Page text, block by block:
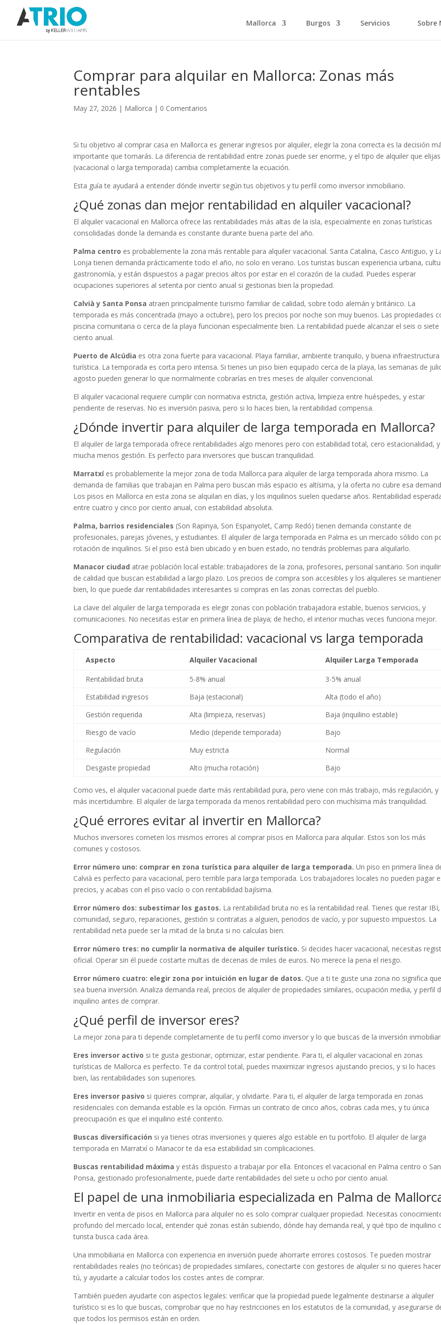
Mallorca Burgos Servicios Sobre
Comprar para alquilar en Mallorca: Zonas más
rentables
May 27, 2026 | Mallorca | 0 Comentarios
Si tu objetivo al comprar casa en Mallorca es generar ingresos por alquiler, elegir la zona correcta es la decisión
importante que tomarás. La diferencia de rentabilidad entre zonas puede ser enorme, y el tipo de alquiler que elijas
(vacacional o larga temporada) cambia completamente la ecuación.
Esta guía te ayudará a entender dónde invertir según tus objetivos y tu perfil como inversor inmobiliario.
¿Qué zonas dan mejor rentabilidad en alquiler vacacional?
El alquiler vacacional en Mallorca ofrece las rentabilidades más altas de la isla, especialmente en zonas turísticas
consolidadas donde la demanda es constante durante buena parte del año.
Palma centro es probablemente la zona más rentable para alquiler vacacional. Santa Catalina, Casco Antiguo, y
Lonja tienen demanda prácticamente todo el año, no solo en verano. Los turistas buscan experiencia urbana,
gastronomía, y están dispuestos a pagar precios altos por estar en el corazón de la ciudad. Puedes esperar
ocupaciones superiores al setenta por ciento anual si gestionas bien la propiedad.
Calvià y Santa Ponsa atraen principalmente turismo familiar de calidad, sobre todo alemán y británico. La
temporada es más concentrada (mayo a octubre), pero los precios por noche son muy buenos. Las propiedades
piscina comunitaria o cerca de la playa funcionan especialmente bien. La rentabilidad puede alcanzar el seis o
ciento anual.
Puerto de Alcúdia es otra zona fuerte para vacacional. Playa familiar, ambiente tranquilo, y buena infraestructura
turística. La temporada es corta pero intensa. Si tienes un piso bien equipado cerca de la playa, las semanas de
agosto pueden generar lo que normalmente cobrarías en tres meses de alquiler convencional.
El alquiler vacacional requiere cumplir con normativa estricta, gestión activa, limpieza entre huéspedes, y estar
pendiente de reservas. No es inversión pasiva, pero si lo haces bien, la rentabilidad compensa.
¿Dónde invertir para alquiler de larga temporada en Mallorca?
El alquiler de larga temporada ofrece rentabilidades algo menores pero con estabilidad total, cero estacionalidad, y
mucha menos gestión. Es perfecto para inversores que buscan tranquilidad.
Marratxíes probablemente la mejor zona de toda Mallorca para alquiler de larga temporada ahora mismo. La
demanda de familias que trabajan en Palma pero buscan más espacio es altísima, y la oferta no cubre esa
Los pisos en Mallorca en esta zona se alquilan en días, y los inquilinos suelen quedarse años. Rentabilidad
entre cuatro y cinco por ciento anual, con estabilidad absoluta.
Palma, barrios residenciales (Son Rapinya, Son Espanyolet, Camp Redó) tienen demanda constante de
profesionales, parejas jóvenes, y estudiantes. El alquiler de larga temporada en Palma es un mercado sólido con
rotación de inquilinos. Si el piso está bien ubicado y en buen estado, no tendrás problemas para alquilarlo.
Manacor ciudad atrae población local estable: trabajadores de la zona, profesores, personal sanitario. Son
de calidad que buscan estabilidad a largo plazo. Los precios de compra son accesibles y los alquileres se mantienen
bien, lo que puede dar rentabilidades interesantes si compras en las zonas correctas del pueblo.
La clave del alquiler de larga temporada es elegir zonas con población trabajadora estable, buenos servicios, y
comunicaciones. No necesitas estar en primera línea de playa; de hecho, el interior muchas veces funciona mejor.
Comparativa de rentabilidad: vacacional vs larga temporada
Aspecto Alquiler Vacacional Alquiler Larga Temporada
Rentabilidad bruta 5-8% anual
3-5% anual
Estabilidad ingresos
Baja (estacional)
Alta (todo el año)
Gestión requerida
Alta (limpieza, reservas)
Baja (inquilino estable)
Riesgo de vacío
Medio (depende temporada)
Bajo
Regulación
Muy estricta
Normal
Desgaste propiedad
Alto (mucha rotación) Bajo
Como ves, el alquiler vacacional puede darte más rentabilidad pura, pero viene con más trabajo, más regulación, y
más incertidumbre. El alquiler de larga temporada da menos rentabilidad pero con muchísima más tranquilidad.
¿Qué errores evitar al invertir en Mallorca?
Muchos inversores cometen los mismos errores al comprar pisos en Mallorca para alquilar. Estos son los más
comunes y costosos.
Error número uno: comprar en zona turística para alquiler de larga temporada. Un piso en primera línea
Calvià es perfecto para vacacional, pero terrible para larga temporada. Los trabajadores locales no pueden pagar
precios, y acabas con el piso vacío o con rentabilidad bajísima.
Error número dos: subestimar los gastos. La rentabilidad bruta no es la rentabilidad real. Tienes que restar IBI,
comunidad, seguro, reparaciones, gestión si contratas a alguien, periodos de vacío, y por supuesto impuestos. La
rentabilidad neta puede ser la mitad de la bruta si no calculas bien.
Error número tres: no cumplir la normativa de alquiler turístico. Si decides hacer vacacional, necesitas
oficial. Operar sin él puede costarte multas de decenas de miles de euros. No merece la pena el riesgo.
Error número cuatro: elegir zona por intuición en lugar de datos. Que a ti te guste una zona no significa que
sea buena inversión. Analiza demanda real, precios de alquiler de propiedades similares, ocupación media, y perfil
inquilino antes de comprar.
¿Qué perfil de inversor eres?
La mejor zona para ti depende completamente de tu perfil como inversor y lo que buscas de la inversión
Eres inversor activo si te gusta gestionar, optimizar, estar pendiente. Para ti, el alquiler vacacional en zonas
turísticas de Mallorca es perfecto. Te da control total, puedes maximizar ingresos ajustando precios, y si lo haces
bien, las rentabilidades son superiores.
Eres inversor pasivo si quieres comprar, alquilar, y olvidarte. Para ti, el alquiler de larga temporada en zonas
residenciales con demanda estable es la opción. Firmas un contrato de cinco años, cobras cada mes, y tu única
preocupación es que el inquilino esté contento.
Buscas diversificación si ya tienes otras inversiones y quieres algo estable en tu portfolio. El alquiler de larga
temporada en Marratxí o Manacor te da esa estabilidad sin complicaciones.
Buscas rentabilidad máxima y estás dispuesto a trabajar por ella. Entonces el vacacional en Palma centro o
Ponsa, gestionado profesionalmente, puede darte rentabilidades del siete u ocho por ciento anual.
El papel de una inmobiliaria especializada en Palma de
Invertir en venta de pisos en Mallorca para alquiler no es solo comprar cualquier propiedad. Necesitas
profundo del mercado local, entender qué zonas están subiendo, dónde hay demanda real, y qué tipo de inquilino
turista busca cada área.
Una inmobiliaria en Mallorca con experiencia en inversión puede ahorrarte errores costosos. Te pueden mostrar
rentabilidades reales (no teóricas) de propiedades similares, conectarte con gestores de alquiler si no quieres
tú, y ayudarte a calcular todos los costes antes de comprar.
También pueden ayudarte con aspectos legales: verificar que la propiedad puede legalmente destinarse a alquiler
turístico si es lo que buscas, comprobar que no hay restricciones en los estatutos de la comunidad, y asegurarse
que todos los permisos están en orden.